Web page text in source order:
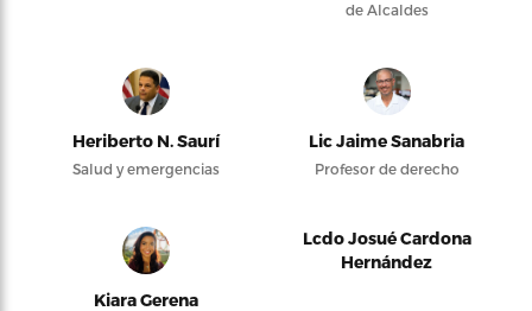
de Alcaldes
Heriberto N. Saurí
Salud y emergencias
Lic Jaime Sanabria
Profesor de derecho
Kiara Gerena
Lcdo Josué Cardona
Hernández